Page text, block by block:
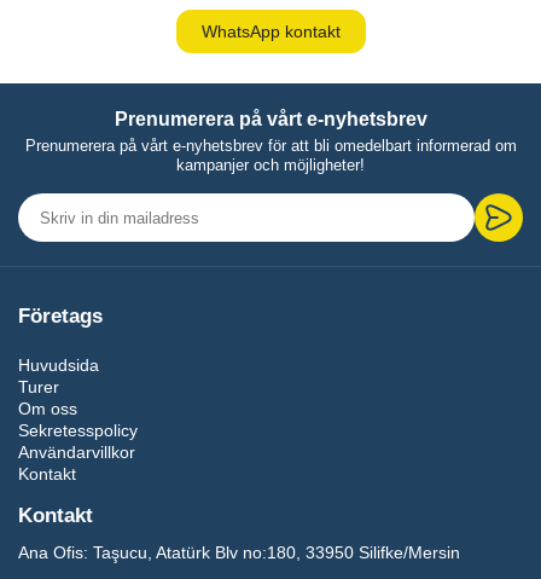
WhatsApp kontakt
Prenumerera på vårt e-nyhetsbrev
Prenumerera på vårt e-nyhetsbrev för att bli omedelbart informerad om
kampanjer och möjligheter!
Företags
Huvudsida
Turer
Om oss
Sekretesspolicy
Användarvillkor
Kontakt
Kontakt
Ana Ofis: Taşucu, Atatürk Blv no:180, 33950 Silifke/Mersin